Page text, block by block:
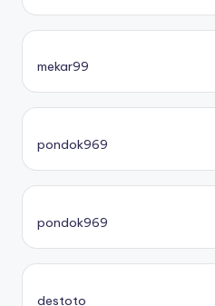
mekar99
pondok969
pondok969
destoto